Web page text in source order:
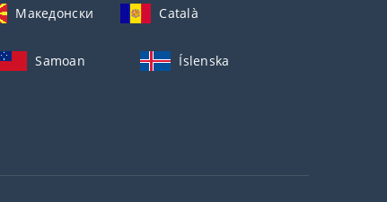
Македонски Català
Samoan Íslenska